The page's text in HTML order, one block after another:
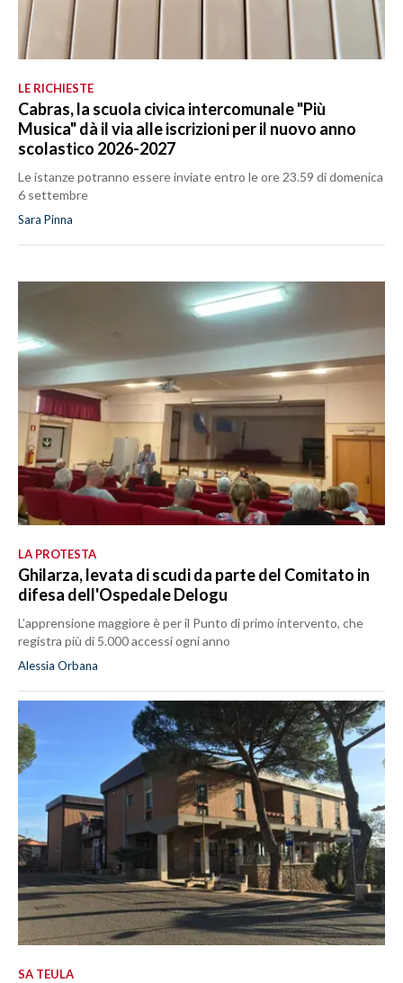
LE RICHIESTE
Cabras, la scuola civica intercomunale "Più
Musica" dà il via alle iscrizioni per il nuovo anno
scolastico 2026-2027
Le istanze potranno essere inviate entro le ore 23.59 di domenica
6 settembre
Sara Pinna
LA PROTESTA
Ghilarza, levata di scudi da parte del Comitato in
difesa dell'Ospedale Delogu
L’apprensione maggiore è per il Punto di primo intervento, che
registra più di 5.000 accessi ogni anno
Alessia Orbana
SA TEULA